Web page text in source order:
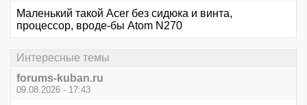
Маленький такой Acer без сидюка и винта,
процессор, вроде-бы Atom N270
Интересные темы
forums-kuban.ru
09.08.2026 - 17:43